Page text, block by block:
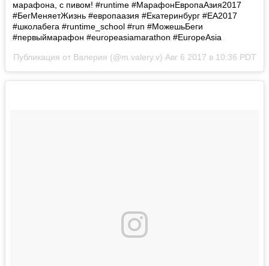
марафона, с пивом! #runtime #МарафонЕвропаАзия2017
#БегМеняетЖизнь #европаазия #Екатеринбург #ЕА2017
#школабега #runtime_school #run #МожешьБеги
#первыймарафон #europeasiamarathon #EuropeAsia
Публикация от Валерия (@m.valery.v) Авг 6 2017 в 10:36 PDT